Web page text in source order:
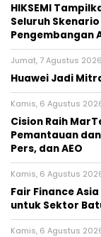
HIKSEMI
Seluruh
Pengembangan
Jumat, 7 Agustus
Huawei Jadi
Kamis, 6 Agustus
Cision Raih
Pemantauan
Pers, dan AEO
Kamis, 6 Agustus
Fair Finance
untuk Sektor
Kamis, 6 Agustus